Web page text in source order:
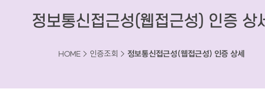
정보통신접근성(웹접근성) 인증 상
HOME > 인증조회 > 정보통신접근성(웹접근성) 인증 상세